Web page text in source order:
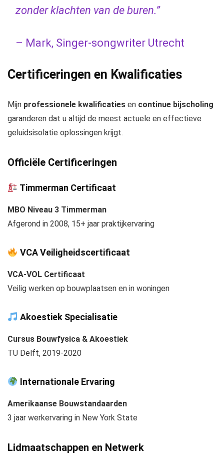
zonder klachten van de buren.”
– Mark, Singer-songwriter Utrecht
Certificeringen en Kwalificaties
Mijn professionele kwalificaties en continue bijscholing
garanderen dat u altijd de meest actuele en effectieve
geluidsisolatie oplossingen krijgt.
Officiële Certificeringen
Timmerman Certificaat
MBO Niveau 3 Timmerman
Afgerond in 2008, 15+ jaar praktijkervaring
VCA Veiligheidscertificaat
VCA-VOL Certificaat
Veilig werken op bouwplaatsen en in woningen
Akoestiek Specialisatie
Cursus Bouwfysica & Akoestiek
TU Delft, 2019-2020
Internationale Ervaring
Amerikaanse Bouwstandaarden
3 jaar werkervaring in New York State
Lidmaatschappen en Netwerk